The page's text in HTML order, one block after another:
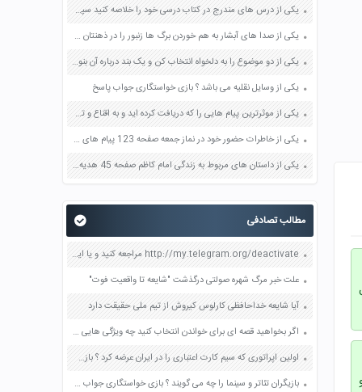
یکی از درس های مندرج در کتاب درسی خود را خلاصه کنید سپس متن خلاصه شده را با بهره گیری از روش های دسته بندی نمودار جدول نقشه مفهومی نشان دهید صفحه 118 نگارش یازدهم
یکی از صدا های آبشار به هم خوردن برگ ها زنبور را در ذهنتان مجسم کنید و درباره آن یک بند بنویسید صفحه 11 نگارش پنجم
یکی از دو موضوع را به دلخواه انتخاب کن و یک بند درباره آن بنویس صفحه 35 کتاب نگارش فارسی سوم
یکی از وسایل نقلیه می باشد ؟ بازی خواستگاری جواب پاسخ
یکی از موثرترین پیام هایی را که دریافت کرده اید و به اقناع و تغییری جدی در شما منجر شده است برسی کنید و علت این تاثیر گذاری قابل توجه را بنویسید صفحه 52 تفکر و سواد رسانه ای دهم
یکی از خاطرات حضور خود در نماز جمعه صفحه 123 پیام های آسمان هفتم
یکی از داستان های مربوط به زندگی امام کاظم صفحه 45 هدیه های آسمان چهارم
مطالب تصادفی
http://my.telegram.org/deactivate مراجعه کنید و یا اینجا کلیک کنید
علت خبر مرگ شهره صولتی درگذشت "شایعه تا واقعیت فوت"
آیا شایعه خداحافظی کارلوس کیروش از تیم ملی حقیقت دارد
اگر بخواهید قصه ای برای خواندن انتخاب کنید چه ویژگی هایی را برای آن در نظر می گیرید؟ صفحه 103 فارسی ششم
اولین اپراتوری که سیم کارت اعتباری را در ایران عرضه کرد ؟ بازی خواستگاری جواب پاسخ
بازیگران تئاتر و سینما را چه می گویند ؟ بازی خواستگاری جواب پاسخ